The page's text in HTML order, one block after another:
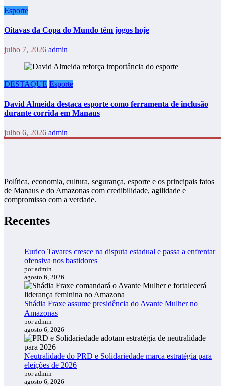
Esporte
Oitavas da Copa do Mundo têm jogos hoje
julho 7, 2026 admin
DESTAQUE Esporte
David Almeida destaca esporte como ferramenta de inclusão
durante corrida em Manaus
julho 6, 2026 admin
Política, economia, cultura, segurança, esporte e os principais fatos
de Manaus e do Amazonas com credibilidade, agilidade e
compromisso com a verdade.
Recentes
Eurico Tavares cresce na disputa estadual e passa a enfrentar
ofensiva nos bastidores
por admin
agosto 6, 2026
Shádia Fraxe assume presidência do Avante Mulher no
Amazonas
por admin
agosto 6, 2026
Neutralidade do PRD e Solidariedade marca estratégia para
eleições de 2026
por admin
agosto 6, 2026